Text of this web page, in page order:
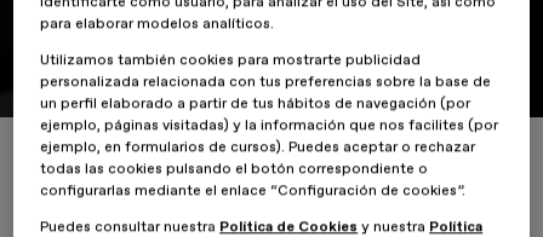
Conferencia
¿Sabes cómo piensas?
Inicio ESDESIGNERS ¿Sabes cómo piensas?
para elaborar modelos analíticos.
Utilizamos también cookies para mostrarte publicidad
personalizada relacionada con tus preferencias sobre la base de
un perfil elaborado a partir de tus hábitos de navegación (por
ejemplo, páginas visitadas) y la información que nos facilites (por
ejemplo, en formularios de cursos). Puedes aceptar o rechazar
todas las cookies pulsando el botón correspondiente o
configurarlas mediante el enlace “Configuración de cookies”.
Puedes consultar nuestra Política de Cookies y nuestra Política